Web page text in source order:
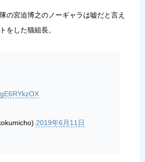
の宮迫博之のノーギャラは嘘だと言え
をした猫組長。
2019年6月11日